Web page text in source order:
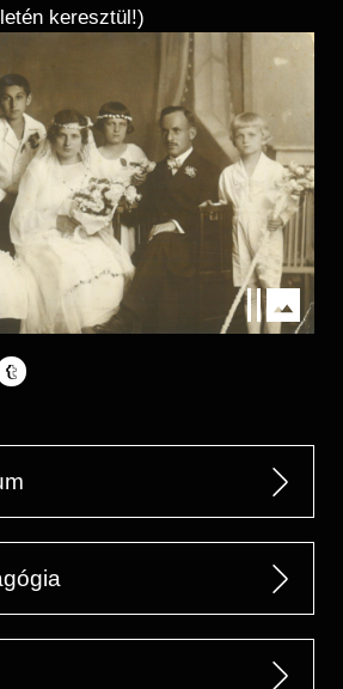
keresztül!)
new window
in a new window
Opens in a new window